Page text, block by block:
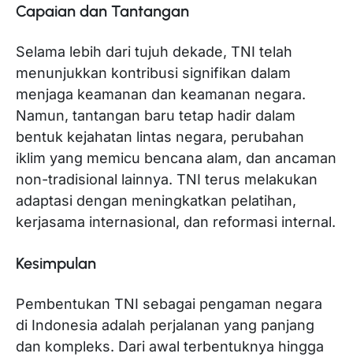
Capaian dan Tantangan
Selama lebih dari tujuh dekade, TNI telah
menunjukkan kontribusi signifikan dalam
menjaga keamanan dan keamanan negara.
Namun, tantangan baru tetap hadir dalam
bentuk kejahatan lintas negara, perubahan
iklim yang memicu bencana alam, dan ancaman
non-tradisional lainnya. TNI terus melakukan
adaptasi dengan meningkatkan pelatihan,
kerjasama internasional, dan reformasi internal.
Kesimpulan
Pembentukan TNI sebagai pengaman negara
di Indonesia adalah perjalanan yang panjang
dan kompleks. Dari awal terbentuknya hingga